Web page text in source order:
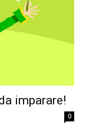
imparare!
0